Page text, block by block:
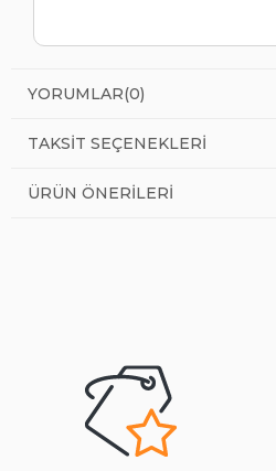
YORUMLAR(0)
TAKSIT SEÇENEKLERI
ÜRÜN ÖNERILERI